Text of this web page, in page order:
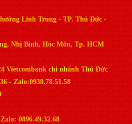
Linh Trung - TP. Thủ Đức -
Nhị Bình, Hóc Môn, Tp. HCM
Vietcombank chi nhánh Thủ Đức
- Zalo:0938.78.51.58
0896.49.32.68